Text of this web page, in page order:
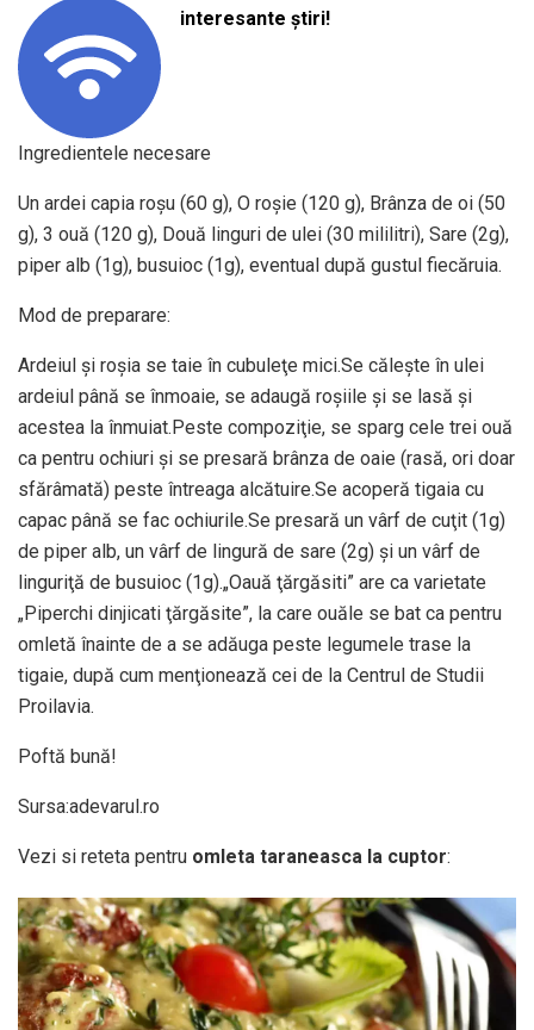
interesante știri!
Ingredientele necesare
Un ardei capia roşu (60 g), O roşie (120 g), Brânza de oi (50
g), 3 ouă (120 g), Două linguri de ulei (30 mililitri), Sare (2g),
piper alb (1g), busuioc (1g), eventual după gustul fiecăruia.
Mod de preparare:
Ardeiul şi roşia se taie în cubuleţe mici.Se căleşte în ulei
ardeiul până se înmoaie, se adaugă roşiile şi se lasă şi
acestea la înmuiat.Peste compoziţie, se sparg cele trei ouă
ca pentru ochiuri şi se presară brânza de oaie (rasă, ori doar
sfărâmată) peste întreaga alcătuire.Se acoperă tigaia cu
capac până se fac ochiurile.Se presară un vârf de cuţit (1g)
de piper alb, un vârf de lingură de sare (2g) şi un vârf de
linguriţă de busuioc (1g).„Oauă ţărgăsiti” are ca varietate
„Piperchi dinjicati ţărgăsite”, la care ouăle se bat ca pentru
omletă înainte de a se adăuga peste legumele trase la
tigaie, după cum menţionează cei de la Centrul de Studii
Proilavia.
Poftă bună!
Sursa:adevarul.ro
Vezi si reteta pentru omleta taraneasca la cuptor: